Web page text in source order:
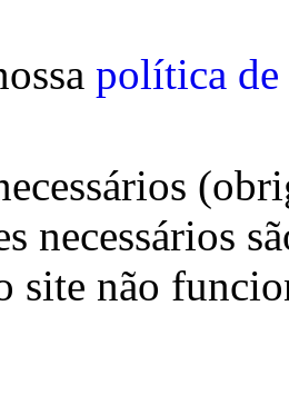
política de
necessários
site não